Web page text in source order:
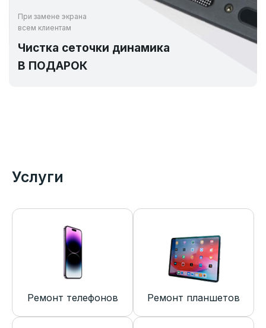
При замене экрана
всем клиентам
Чистка сеточки динамика
В ПОДАРОК
Услуги
Ремонт телефонов Ремонт планшетов